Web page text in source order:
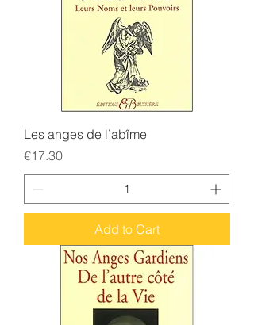
Les anges de l’abîme
Price
€17.30
Add to Cart